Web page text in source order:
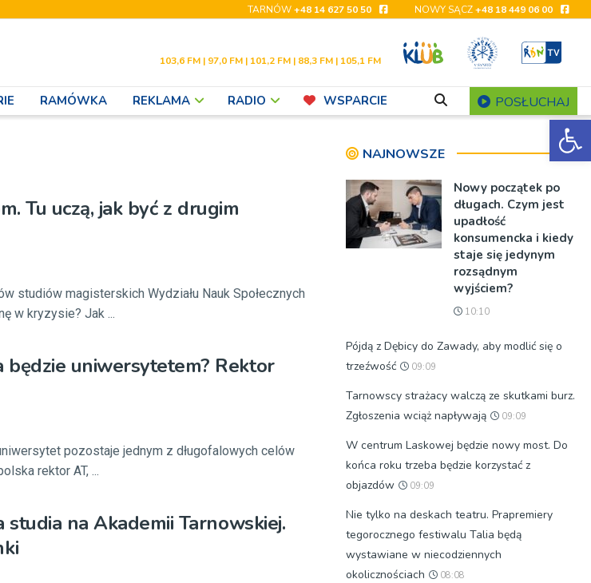
TARNÓW+48 14 627 50 50 NOWY SĄCZ+48 18 449 06 00
103,6 FM | 97,0 FM | 101,2 FM | 88,3 FM | 105,1 FM
RAMÓWKA REKLAMA RADIO WSPARCIE POSŁUCHAJ
Tu uczą, jak być z drugim
studiów magisterskich Wydziału Nauk Społecznych
w kryzysie? Jak ...
będzie uniwersytetem? Rektor
pozostaje jednym z długofalowych celów
rektor AT, ...
na Akademii Tarnowskiej.
NAJNOWSZE
Nowy początek po
długach. Czym jest
upadłość
konsumencka i kiedy
staje się jedynym
rozsądnym
wyjściem?
10:10
Pójdą z Dębicy do Zawady, aby modlić się o
trzeźwość
09:09
Tarnowscy strażacy walczą ze skutkami burz.
Zgłoszenia wciąż napływają
09:09
W centrum Laskowej będzie nowy most. Do
końca roku trzeba będzie korzystać z
objazdów
09:09
Nie tylko na deskach teatru. Prapremiery
tegorocznego festiwalu Talia będą
wystawiane w niecodziennych
okolicznościach
08:08